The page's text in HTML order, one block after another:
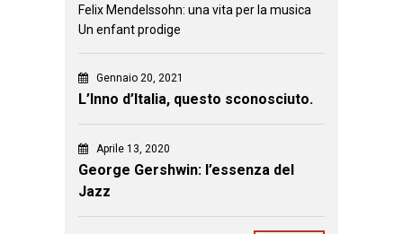
Felix Mendelssohn: una vita per la musica
Un enfant prodige
Gennaio 20, 2021
L’Inno d’Italia, questo sconosciuto.
Aprile 13, 2020
George Gershwin: l’essenza del
Jazz